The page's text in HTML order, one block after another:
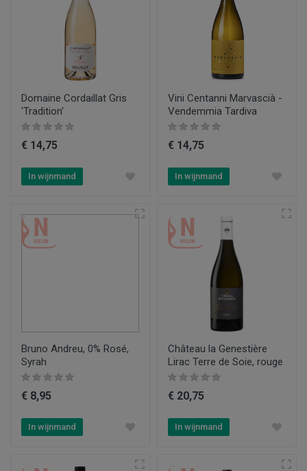
Domaine Cordaillat Gris
'Tradition'
€ 14,75
In wijnmand
Vini Centanni Marvascià -
Vendemmia Tardiva
€ 14,75
In wijnmand
Bruno Andreu, 0% Rosé,
Syrah
€ 8,95
In wijnmand
Château la Genestière
Lirac Terre de Soie, rouge
€ 20,75
In wijnmand